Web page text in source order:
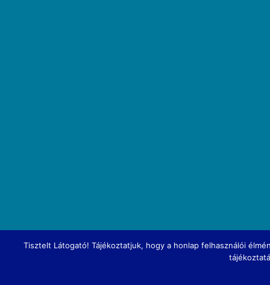
Tisztelt Látogató! Tájékoztatjuk, hogy a honlap felhasználói